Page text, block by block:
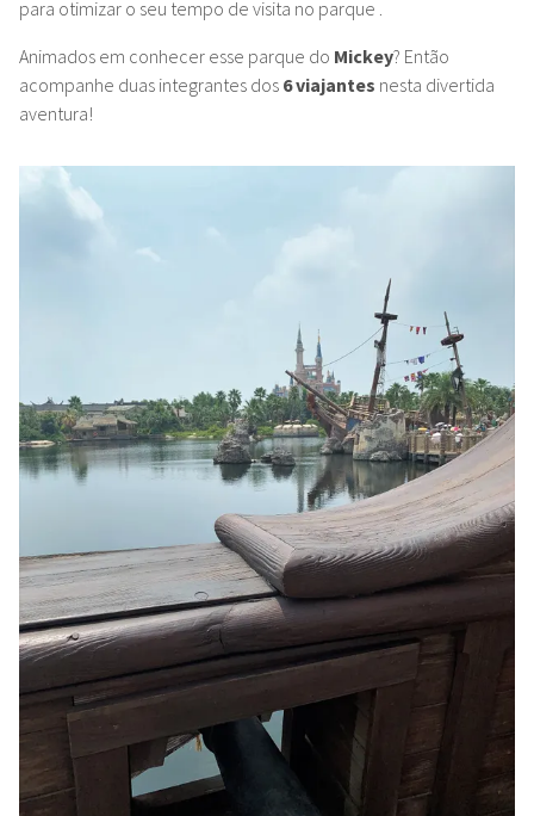
para otimizar o seu tempo de visita no parque .
Animados em conhecer esse parque do Mickey? Então
acompanhe duas integrantes dos 6 viajantes nesta divertida
aventura!